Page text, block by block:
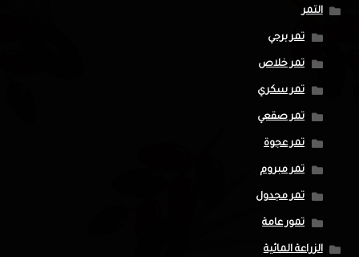
التمر
تمر برحي
تمر خلاص
تمر سكري
تمر صقعي
تمر عجوة
تمر مبروم
تمر مجدول
تمور عامة
الزراعة المائية